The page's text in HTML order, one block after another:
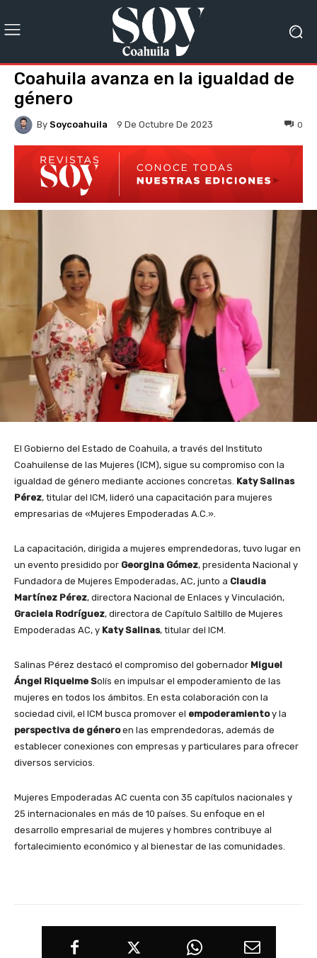
Coahuila avanza en la igualdad de
género
By Soycoahuila 9 De Octubre De 2023 0
El Gobierno del Estado de Coahuila, a través del Instituto
Coahuilense de las Mujeres (ICM), sigue su compromiso con la
igualdad de género mediante acciones concretas. Katy Salinas
Pérez, titular del ICM, lideró una capacitación para mujeres
empresarias de «Mujeres Empoderadas A.C.».
La capacitación, dirigida a mujeres emprendedoras, tuvo lugar en
un evento presidido por Georgina Gómez, presidenta Nacional y
Fundadora de Mujeres Empoderadas, AC, junto a Claudia
Martínez Pérez, directora Nacional de Enlaces y Vinculación,
Graciela Rodríguez, directora de Capítulo Saltillo de Mujeres
Empoderadas AC, y Katy Salinas, titular del ICM.
Salinas Pérez destacó el compromiso del gobernador Miguel
Ángel Riquelme Solís en impulsar el empoderamiento de las
mujeres en todos los ámbitos. En esta colaboración con la
sociedad civil, el ICM busca promover el empoderamientoy la
perspectiva de géneroen las emprendedoras, además de
establecer conexiones con empresas y particulares para ofrecer
diversos servicios.
Mujeres Empoderadas AC cuenta con 35 capítulos nacionales y
25 internacionales en más de 10 países. Su enfoque en el
desarrollo empresarial de mujeres y hombres contribuye al
fortalecimiento económico y al bienestar de las comunidades.